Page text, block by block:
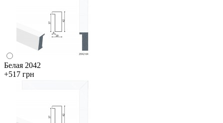
Белая 2042
+517 грн